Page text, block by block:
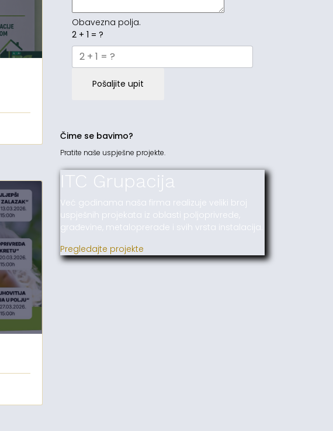
Obavezna polja.
2 + 1 = ?
Pošaljite upit
Čime se bavimo?
Pratite naše uspješne projekte.
ITC Grupacija
Već godinama naša firma realizuje veliki broj
uspješnih projekata iz oblasti poljoprivrede,
građevine, metaloprerade i svih vrsta instalacija.
Pregledajte projekte